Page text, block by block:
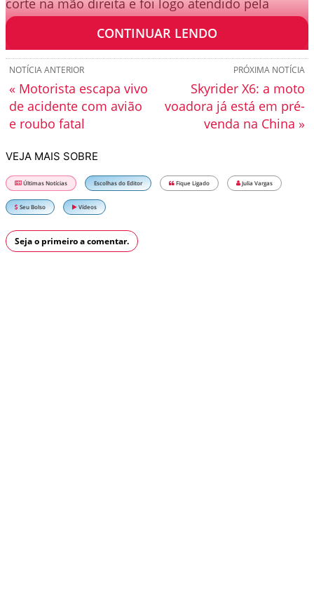
corte na mão direita e foi logo atendido pela
ambulância da Concessionária EPR Via Mineira.
CONTINUAR LENDO
PRÓXIMA NOTÍCIA
Skyrider X6: a moto
voadora já está em pré-
venda na China »
NOTÍCIA ANTERIOR
« Motorista escapa vivo
de acidente com avião
e roubo fatal
VEJA MAIS SOBRE
Últimas Notícias Escolhas do Editor Fique Ligado Julia Vargas
Seu Bolso Vídeos
Seja o primeiro a comentar.